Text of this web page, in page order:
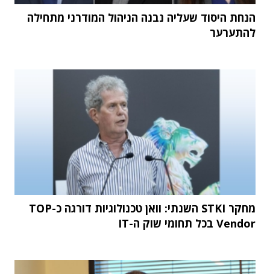
הנחת היסוד שעליה נבנה הניהול המודרני מתחילה
להתערער
מחקר STKI השנתי: וואן טכנולוגיות דורגה כ-TOP
Vendor בכל תחומי שוק ה-IT